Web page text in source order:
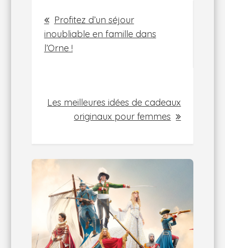
de
l’article
Profitez d’un séjour
inoubliable en famille dans
l’Orne !
Les meilleures idées de cadeaux
originaux pour femmes